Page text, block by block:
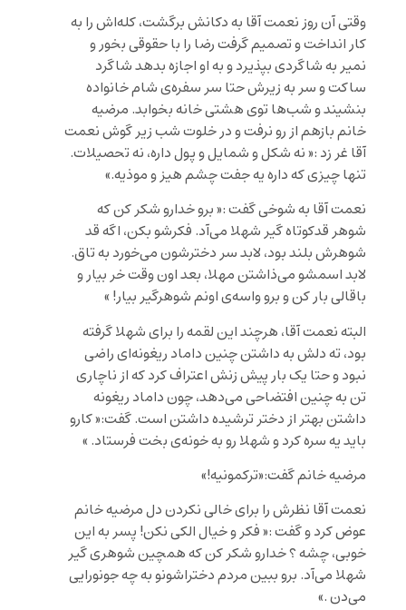
وقتی آن روز نعمت آقا به دکانش برگشت، کله‌اش را به
کار انداخت و تصمیم گرفت رضا را با حقوقی بخور و
نمیر به شاگردى بپذیرد و به او اجازه بدهد شاگرد
ساکت و سر به زیرش حتا سر سفره‌ی شام خانواده
بنشیند و شب‌ها توی هشتی خانه بخوابد. مرضیه
خانم بازهم از رو نرفت و در خلوت شب زیر گوش نعمت
آقا غر زد :« نه شکل و شمایل و پول داره، نه تحصیلات.
تنها چیزی که داره یه جفت چشم هیز و موذیه.»
نعمت آقا به شوخی گفت :« برو خدارو شکر کن که
شوهر قد‌کوتاه گیر شهلا می‌آد. فکرشو بکن، اگه قد
شوهرش بلند بود، لابد سر دخترشون می‌خورد به تاق.
لابد اسمشو می‌ذاشتن مهلا، بعد اون وقت خر بیار و
باقالی بار کن و برو واسه‌ی اونم شوهرگیر بیار! »
البته نعمت آقا، هرچند این لقمه را برای شهلا گرفته
بود، ته دلش به داشتن چنین داماد ریغونه‌ای راضی
نبود و حتا یک بار پیش زنش اعتراف کرد که از ناچاری
تن به چنین افتضاحی می‌دهد، چون داماد ریغونه
داشتن بهتر از دختر ترشیده داشتن است. گفت:« کارو
باید یه سره کرد و شهلا رو به خونه‌ی بخت فرستاد. »
مرضیه خانم گفت:«ترکمونیه!»
نعمت آقا نظرش را برای خالی نکردن دل مرضیه خانم
عوض کرد و گفت :« فکر و خیال الکی نکن! پسر به این
خوبی، چشه ؟ خدارو شکر کن که همچین شوهری گیر
شهلا می‌آد. برو ببین مردم دختراشونو به چه جونورایی
می‌دن .»